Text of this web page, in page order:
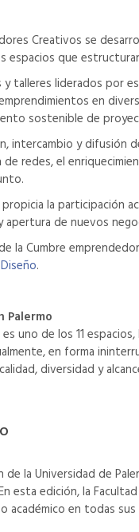
Creativos se
espacios que
talleres liderados por
en
sostenible de
intercambio y difusión
redes, el
propicia la
de nuevos
la Cumbre
.
Palermo
uno de los 11
en forma
diversidad y
de la Universidad de
esta edición, la
académico en todas